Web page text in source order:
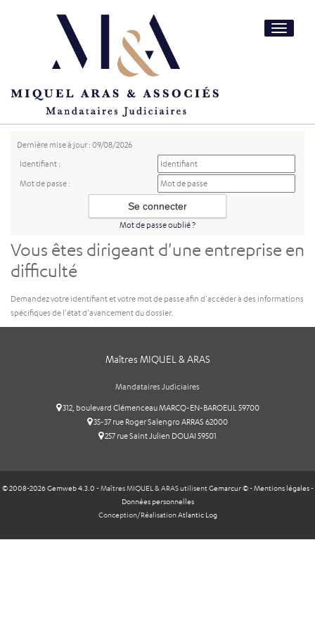
Toggle
Dernière mise à jour : 09/08/2026
Identifiant :
Mot de passe :
Mot de passe oublié ?
Vous êtes dirigeant d'une entreprise en
difficulté
Demandez votre identifiant et votre mot de passe afin d'accéder à des informations
spécifiques de l'état d'avancement du dossier.
Maîtres MIQUEL & ARAS
Mandataires Judiciaires
312, boulevard Clémenceau MARCQ-EN-BAROEUL 59700
35-37 rue Roger Salengro ARRAS 62000
257 rue Saint Julien DOUAI 59501
© 2008-2026 Gemweb 4.3.0 - Maîtres MIQUEL & ARAS utilisentGemarcur ©-Mentions légales-
Données personnelles
Conception/RéalisationAtlantic Log